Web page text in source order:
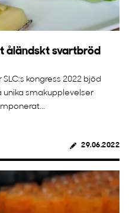
åländskt svartbröd
kongress 2022 bjöd
unika smakupplevelser
29.06.2022